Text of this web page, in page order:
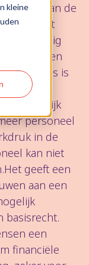
kleine
dan de
het
zorg nodig
waren
de crisis is
weinig
personeel
in de
kan niet
geeft een
aan een
basisrecht.
een
financiële